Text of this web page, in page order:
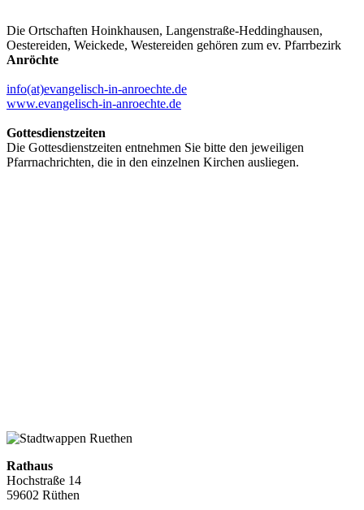
Die Ortschaften Hoinkhausen, Langenstraße-Heddinghausen,
Oestereiden, Weickede, Westereiden gehören zum ev. Pfarrbezirk
Anröchte
info(at)evangelisch-in-anroechte.de
www.evangelisch-in-anroechte.de
Gottesdienstzeiten
Die Gottesdienstzeiten entnehmen Sie bitte den jeweiligen
Pfarrnachrichten, die in den einzelnen Kirchen ausliegen.
Rathaus
Hochstraße 14
59602 Rüthen